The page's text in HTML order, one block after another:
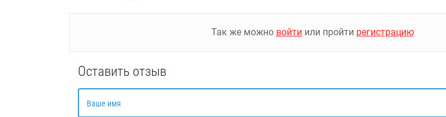
Так же можно войти или пройти регистрацию
Оставить отзыв
Ваше имя